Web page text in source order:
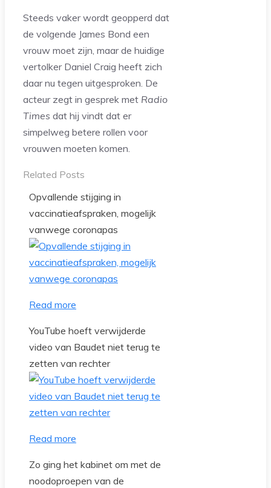
Steeds vaker wordt geopperd dat
de volgende James Bond een
vrouw moet zijn, maar de huidige
vertolker Daniel Craig heeft zich
daar nu tegen uitgesproken. De
acteur zegt in gesprek met Radio
Times dat hij vindt dat er
simpelweg betere rollen voor
vrouwen moeten komen.
Related Posts
Opvallende stijging in
vaccinatieafspraken, mogelijk
vanwege coronapas
Read more
YouTube hoeft verwijderde
video van Baudet niet terug te
zetten van rechter
Read more
Zo ging het kabinet om met de
noodoproepen van de